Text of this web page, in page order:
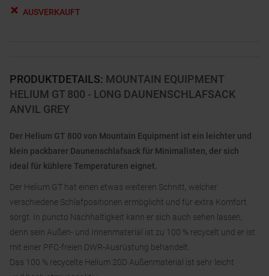
PRODUKTDETAILS: MOUNTAIN EQUIPMENT
HELIUM GT 800 - LONG DAUNENSCHLAFSACK
ANVIL GREY
Der Helium GT 800 von Mountain Equipment ist ein leichter und
klein packbarer Daunenschlafsack für Minimalisten, der sich
ideal für kühlere Temperaturen eignet.
Der Helium GT hat einen etwas weiteren Schnitt, welcher
verschiedene Schlafpositionen ermöglicht und für extra Komfort
sorgt. In puncto Nachhaltigkeit kann er sich auch sehen lassen,
denn sein Außen- und Innenmaterial ist zu 100 % recycelt und er ist
mit einer PFC-freien DWR-Ausrüstung behandelt.
Das 100 % recycelte Helium 20D Außenmaterial ist sehr leicht
AUSVERKAUFT